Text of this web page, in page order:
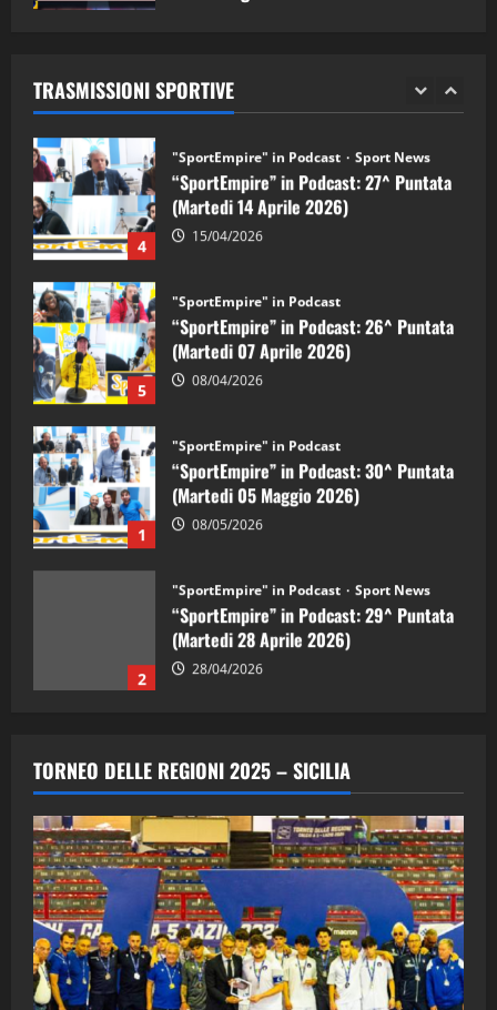
TRASMISSIONI SPORTIVE
3 21/04/2026
4
"SportEmpire" in Podcast Sport News
“SportEmpire” in Podcast: 27^ Puntata
(Martedi 14 Aprile 2026)
15/04/2026
5
"SportEmpire" in Podcast
“SportEmpire” in Podcast: 26^ Puntata
(Martedi 07 Aprile 2026)
08/04/2026
1
"SportEmpire" in Podcast
“SportEmpire” in Podcast: 30^ Puntata
(Martedi 05 Maggio 2026)
08/05/2026
2
"SportEmpire" in Podcast Sport News
“SportEmpire” in Podcast: 29^ Puntata
(Martedi 28 Aprile 2026)
28/04/2026
3
“SportEmpire” in Podcast: 28^ Puntata
(Martedi 21 Aprile 2026)
21/04/2026
4
"SportEmpire" in Podcast Sport News
“SportEmpire” in Podcast: 27^ Puntata
(Martedi 14 Aprile 2026)
15/04/2026
TORNEO DELLE REGIONI 2025 – SICILIA